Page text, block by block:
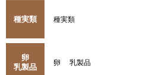
種実類 種実類
卵
乳製品
卵 乳製品